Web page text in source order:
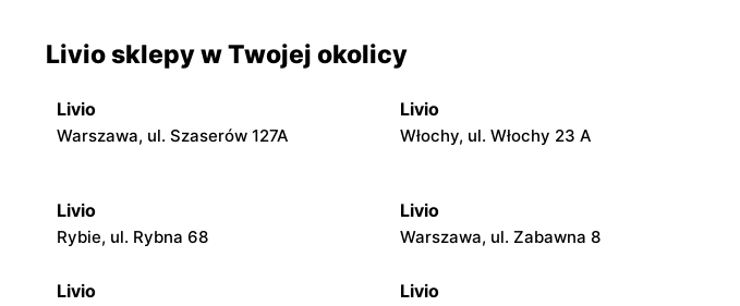
Livio sklepy w Twojej okolicy
Livio
Warszawa, ul. Szaserów 127A
Livio
Włochy, ul. Włochy 23 A
Livio
Rybie, ul. Rybna 68
Livio
Warszawa, ul. Zabawna 8
Livio Livio